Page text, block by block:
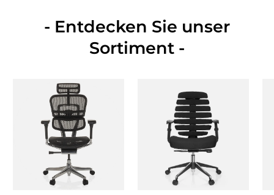
- Entdecken Sie unser
Sortiment -